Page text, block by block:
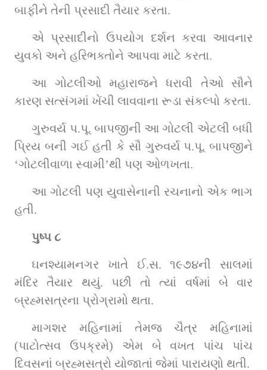
બાફીને તેની પ્રસાદી તૈયાર કરતા.
એ પ્રસાદીનો ઉપયોગ દર્શન કરવા આવનાર
યુવકો અને હરિભક્તોને આપવા માટે કરતા.
આ ગોટલીઓ મહારાજને ધરાવી તેઓ સૌને
કારણ સત્સંગમાં ખેંચી લાવવાના રૂડા સંકલ્પો કરતા.
ગુરુવર્ય પ.પૂ. બાપજીની આ ગોટલી એટલી બધી
પ્રિય બની ગઈ હતી કે સૌ ગુરુવર્ય પ.પૂ. બાપજીને
‘ગોટલીવાળા સ્વામી’થી પણ ઓળખતા.
આ ગોટલી પણ યુવાસેનાની રચનાનો એક ભાગ
હતી.
પુષ્પ ૮
ઘનશ્યામનગર ખાતે ઈ.સ. ૧૯૭૪ની સાલમાં
મંદિર તૈયાર થયું. પછી તો ત્યાં વર્ષમાં બે વાર
બ્રહ્મસત્રના પ્રોગ્રામો થતા.
માગશર મહિનામાં તેમજ ચૈત્ર મહિનામાં
(પાટોત્સવ ઉપક્રમે) એમ બે વખત પાંચ પાંચ
દિવસનાં બ્રહ્મસત્રો યોજાતાં જેમાં પારાયણો થતી.